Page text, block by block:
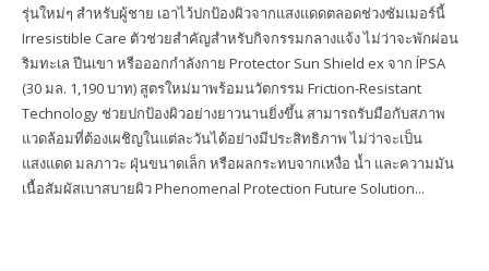
รุ่นใหม่ๆ สำหรับผู้ชาย เอาไว้ปกป้องผิวจากแสงแดดตลอดช่วงซัมเมอร์นี้
Irresistible Care ตัวช่วยสำคัญสำหรับกิจกรรมกลางแจ้ง ไม่ว่าจะพักผ่อน
ริมทะเล ปีนเขา หรือออกกำลังกาย Protector Sun Shield ex จาก ÍPSA
(30 มล. 1,190 บาท) สูตรใหม่มาพร้อมนวัตกรรม Friction-Resistant
Technology ช่วยปกป้องผิวอย่างยาวนานยิ่งขึ้น สามารถรับมือกับสภาพ
แวดล้อมที่ต้องเผชิญในแต่ละวันได้อย่างมีประสิทธิภาพ ไม่ว่าจะเป็น
แสงแดด มลภาวะ ฝุ่นขนาดเล็ก หรือผลกระทบจากเหงื่อ น้ำ และความมัน
เนื้อสัมผัสเบาสบายผิว Phenomenal Protection Future Solution...